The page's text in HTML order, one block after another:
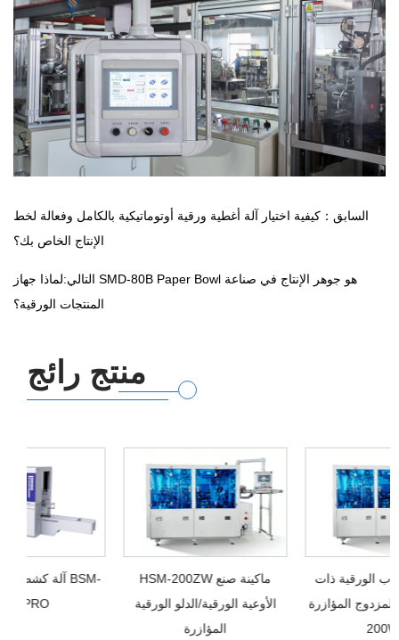
السابق：كيفية اختيار آلة أغطية ورقية أوتوماتيكية بالكامل وفعالة لخط
الإنتاج الخاص بك؟
التالي:لماذا جهاز SMD-80B Paper Bowl هو جوهر الإنتاج في صناعة
المنتجات الورقية؟
منتج رائج
HSM-200ZW ماكينة صنع
الأوعية الورقية/الدلو الورقية
آلة صنع الأكواب الورقية ذات
الجدار المزدوج المؤازرة HSM-